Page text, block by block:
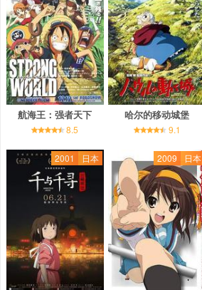
航海王：强者天下
8.5
哈尔的移动城堡
9.1
2001 日本 2009 日本